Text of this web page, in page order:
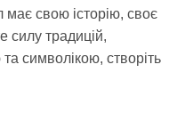
свою історію, своє
силу традицій,
символікою, створіть